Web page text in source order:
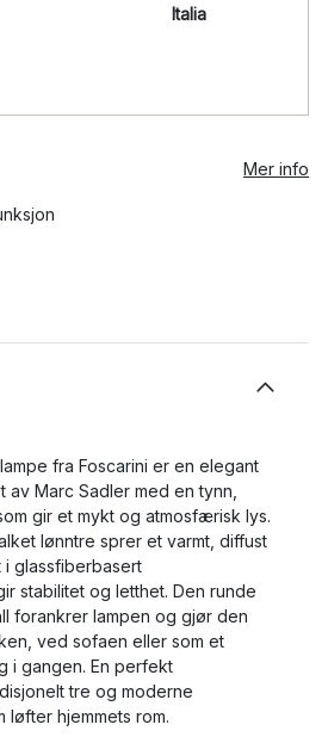
Italia
Mer info
fra Foscarini er en elegant
av Marc Sadler med en tynn,
gir et mykt og atmosfærisk lys.
lønntre sprer et varmt, diffust
glassfiberbasert
stabilitet og letthet. Den runde
forankrer lampen og gjør den
ved sofaen eller som et
i gangen. En perfekt
tre og moderne
løfter hjemmets rom.